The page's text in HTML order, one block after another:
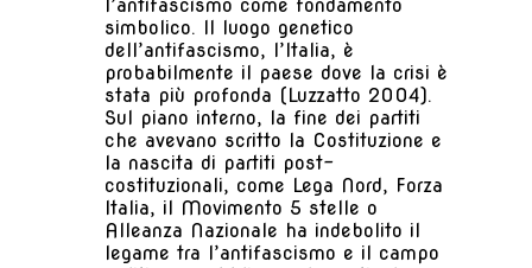
l’antifascismo come fondamento
simbolico. Il luogo genetico
dell’antifascismo, l’Italia, è
probabilmente il paese dove la crisi è
stata più profonda (Luzzatto 2004).
Sul piano interno, la fine dei partiti
che avevano scritto la Costituzione e
la nascita di partiti post-
costituzionali, come Lega Nord, Forza
Italia, il Movimento 5 stelle o
Alleanza Nazionale ha indebolito il
legame tra l’antifascismo e il campo